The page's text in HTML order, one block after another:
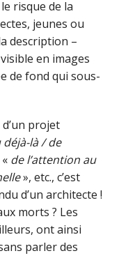
risque de la
jeunes ou
description –
en images
de fond qui sous-
projet
déjà-là / de
de l’attention au
», etc., c’est
d’un architecte !
morts ? Les
ont ainsi
parler des